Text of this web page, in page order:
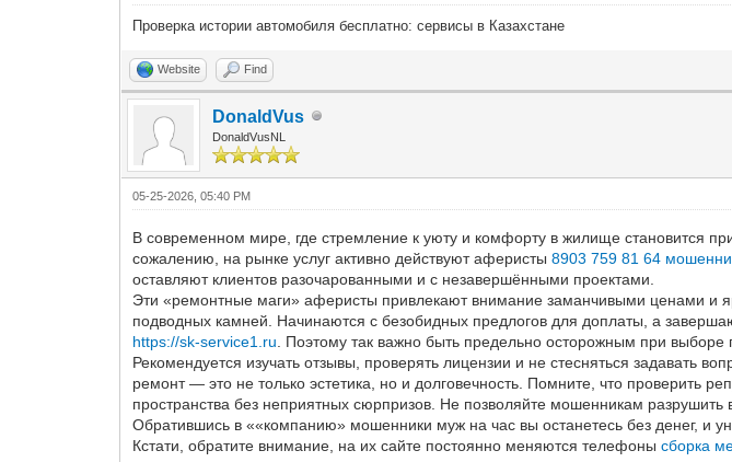
Проверка истории автомобиля бесплатно: сервисы в Казахстане
Website Find
DonaldVus
DonaldVusNL
05-25-2026, 05:40 PM
В современном мире, где стремление к уюту и комфорту в жилище становится
сожалению, на рынке услуг активно действуют аферисты8903 759 81 64
оставляют клиентов разочарованными и с незавершёнными проектами.
Эти «ремонтные маги» аферисты привлекают внимание заманчивыми ценами и
подводных камней. Начинаются с безобидных предлогов для доплаты, а
https://sk-service1.ru . Поэтому так важно быть предельно осторожным при выборе
Рекомендуется изучать отзывы, проверять лицензии и не стесняться задавать
ремонт — это не только эстетика, но и долговечность. Помните, что проверить
пространства без неприятных сюрпризов. Не позволяйте мошенникам
Обратившись в ««компанию» мошенники муж на час вы останетесь без денег, и
Кстати, обратите внимание, на их сайте постоянно меняются телефонысборка